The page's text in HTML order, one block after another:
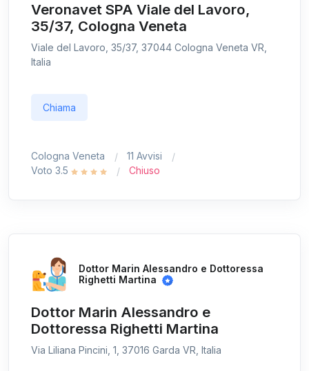
Veronavet SPA Viale del Lavoro,
35/37, Cologna Veneta
Viale del Lavoro, 35/37, 37044 Cologna Veneta VR,
Italia
Chiama
Cologna Veneta
11 Avvisi
Voto 3.5
Chiuso
Dottor Marin Alessandro e Dottoressa
Righetti Martina
Dottor Marin Alessandro e
Dottoressa Righetti Martina
Via Liliana Pincini, 1, 37016 Garda VR, Italia